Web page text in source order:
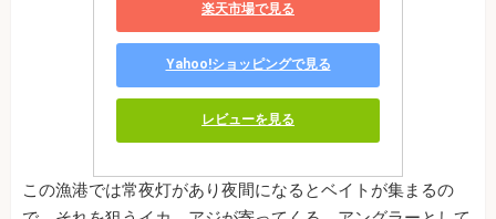
楽天市場で見る
Yahoo!ショッピングで見る
レビューを見る
この漁港では常夜灯があり夜間になるとベイトが集まるの